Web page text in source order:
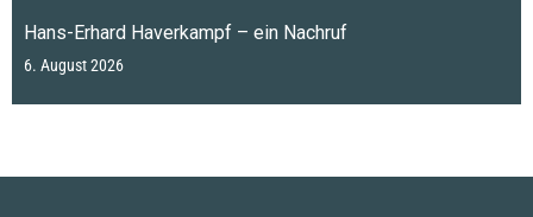
Hans-Erhard Haverkampf – ein Nachruf
6. August 2026